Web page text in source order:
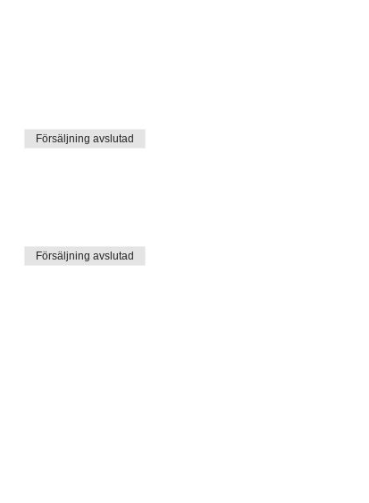
Försäljning avslutad
Försäljning avslutad